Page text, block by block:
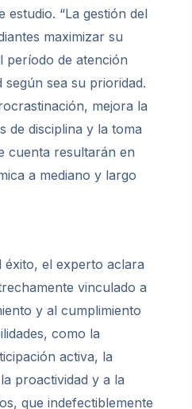
estudio. “La gestión del
maximizar su
período de atención
según sea su prioridad.
mejora la
de disciplina y la toma
cuenta resultarán en
a mediano y largo
éxito, el experto aclara
vinculado a
y al cumplimiento
como la
activa, la
proactividad y a la
que indefectiblemente